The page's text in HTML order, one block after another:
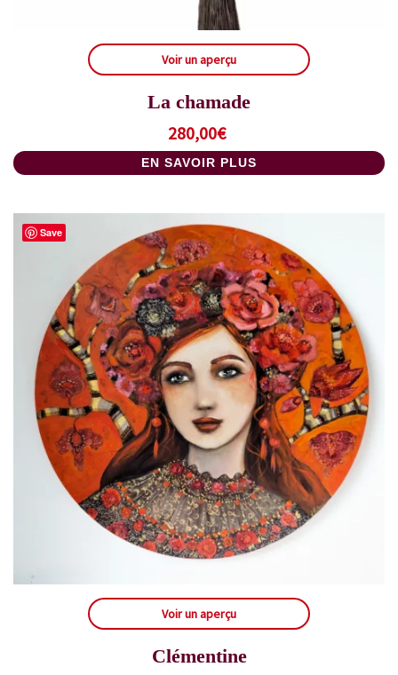
Voir un aperçu
La chamade
280,00€
EN SAVOIR PLUS
Save
Voir un aperçu
Clémentine